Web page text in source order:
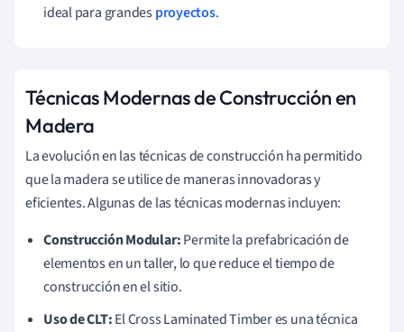
ideal para grandesproyectos.
Técnicas Modernas de Construcción en
Madera
La evolución en las técnicas de construcción ha permitido
que la madera se utilice de maneras innovadoras y
eficientes. Algunas de las técnicas modernas incluyen:
Construcción Modular:Permite la prefabricación de
elementos en un taller, lo que reduce el tiempo de
construcción en el sitio.
Uso de CLT:El Cross Laminated Timber es una técnica